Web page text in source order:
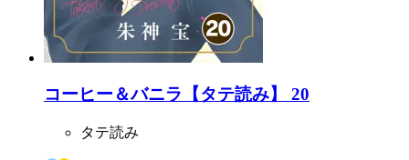
コーヒー＆バニラ【タテ読み】 20
タテ読み